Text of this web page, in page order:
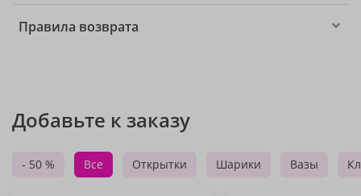
Правила возврата
Добавьте к заказу
- 50 % Все Открытки Шарики Вазы